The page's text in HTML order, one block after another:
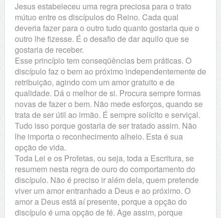
Jesus estabeleceu uma regra preciosa para o trato
mútuo entre os discípulos do Reino. Cada qual
deveria fazer para o outro tudo quanto gostaria que o
outro lhe fizesse. É o desafio de dar aquilo que se
gostaria de receber.
Esse princípio tem conseqüências bem práticas. O
discípulo faz o bem ao próximo independentemente de
retribuição, agindo com um amor gratuito e de
qualidade. Dá o melhor de si. Procura sempre formas
novas de fazer o bem. Não mede esforços, quando se
trata de ser útil ao irmão. É sempre solícito e serviçal.
Tudo isso porque gostaria de ser tratado assim. Não
lhe importa o reconhecimento alheio. Esta é sua
opção de vida.
Toda Lei e os Profetas, ou seja, toda a Escritura, se
resumem nesta regra de ouro do comportamento do
discípulo. Não é preciso ir além dela, quem pretende
viver um amor entranhado a Deus e ao próximo. O
amor a Deus está aí presente, porque a opção do
discípulo é uma opção de fé. Age assim, porque